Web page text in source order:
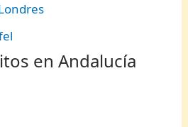
en Andalucía